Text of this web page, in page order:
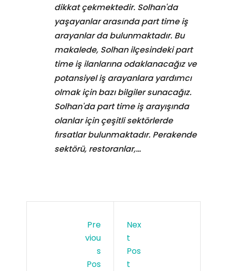
dikkat çekmektedir. Solhan'da
yaşayanlar arasında part time iş
arayanlar da bulunmaktadır. Bu
makalede, Solhan ilçesindeki part
time iş ilanlarına odaklanacağız ve
potansiyel iş arayanlara yardımcı
olmak için bazı bilgiler sunacağız.
Solhan'da part time iş arayışında
olanlar için çeşitli sektörlerde
fırsatlar bulunmaktadır. Perakende
sektörü, restoranlar,…
Pre
Viou
S
Pos
Nex
T
Pos
T